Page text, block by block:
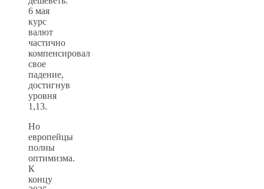
6 мая
курс
валют
частично
компенсировал
свое
падение,
достигнув
уровня
1,13.
Но
европейцы
полны
оптимизма.
К
концу